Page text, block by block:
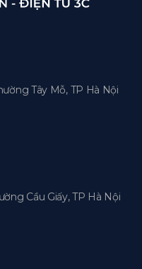
Tây Mỗ, TP Hà Nội
Cầu Giấy, TP Hà Nội